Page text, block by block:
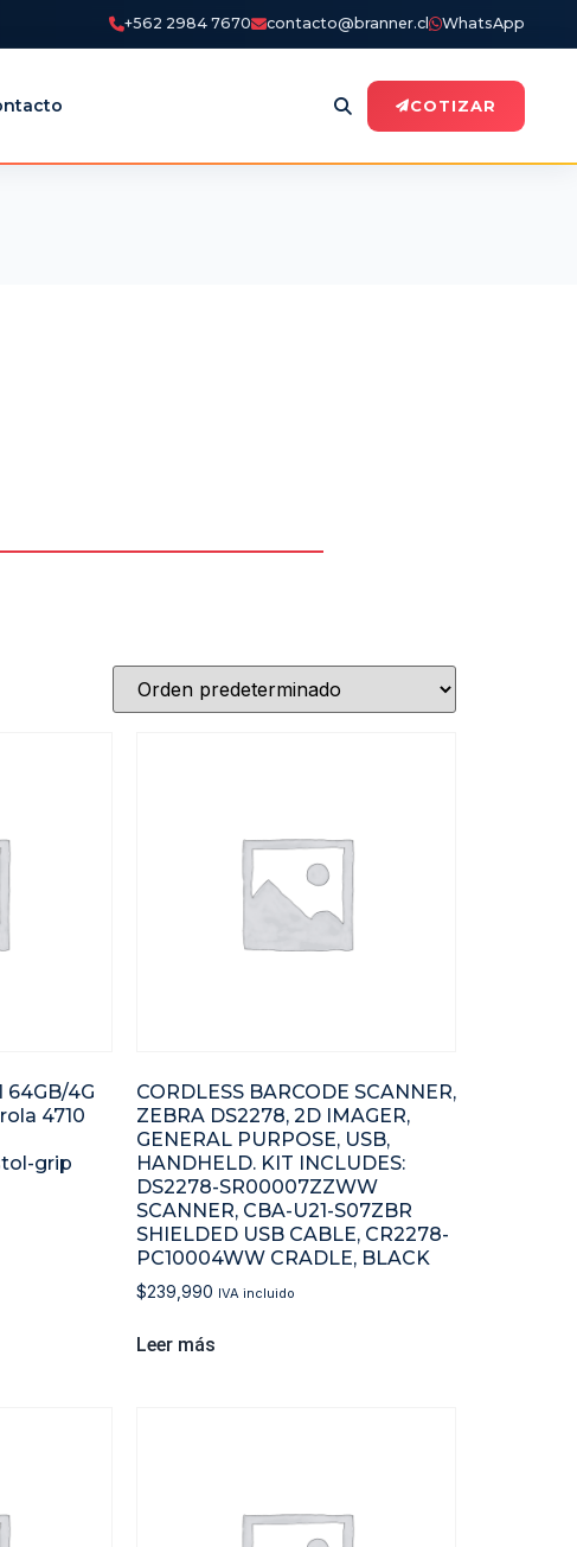
+562 2984 7670 contacto@branner.cl WhatsApp
COTIZAR
64GB/4G
4710
grip
CORDLESS BARCODE SCANNER,
ZEBRA DS2278, 2D IMAGER,
GENERAL PURPOSE, USB,
HANDHELD. KIT INCLUDES:
DS2278-SR00007ZZWW
SCANNER, CBA-U21-S07ZBR
SHIELDED USB CABLE, CR2278-
PC10004WW CRADLE, BLACK
$239,990 IVA incluido
Leer más